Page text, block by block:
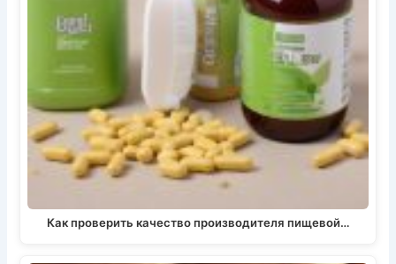
Как проверить качество производителя пищевой…